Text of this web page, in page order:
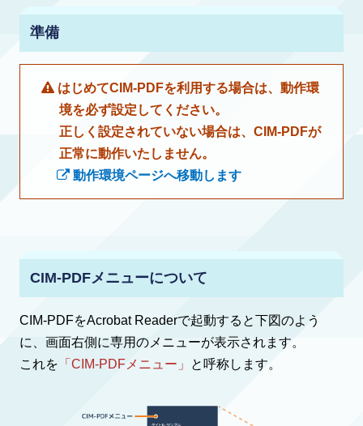
準備
はじめてCIM-PDFを利用する場合は、動作環
境を必ず設定してください。
正しく設定されていない場合は、CIM-PDFが
正常に動作いたしません。
動作環境ページへ移動します
CIM-PDFメニューについて
CIM-PDFをAcrobat Readerで起動すると下図のよう
に、画面右側に専用のメニューが表示されます。
これを 「CIM-PDFメニュー」 と呼称します。